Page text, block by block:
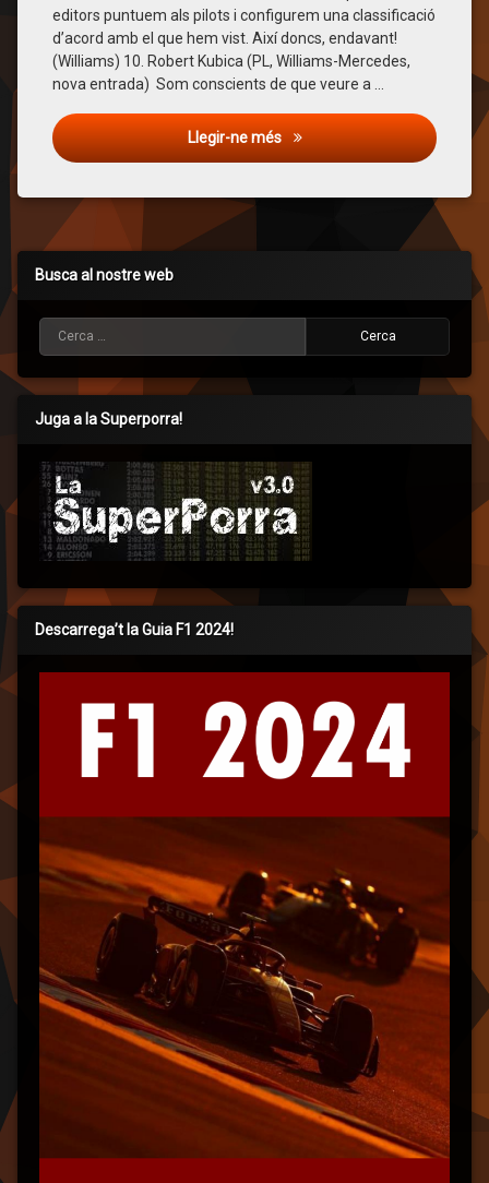
editors puntuem als pilots i configurem una classificació
d’acord amb el que hem vist. Així doncs, endavant!
(Williams) 10. Robert Kubica (PL, Williams-Mercedes,
nova entrada) Som conscients de que veure a …
Llegir-ne més El top ten dels editors de
Busca al nostre web
Cerca:
Juga a la Superporra!
Descarrega’t la Guia F1 2024!